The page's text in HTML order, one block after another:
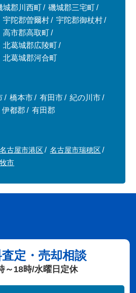
城郡川西町
磯城郡三宅町
宇陀郡曽爾村
宇陀郡御杖村
高市郡高取町
北葛城郡広陵町
北葛城郡河合町
橋本市 有田市
紀の川市
伊都郡 有田郡
名古屋市港区
名古屋市瑞穂区
市
定・売却相談
～18時/水曜日定休